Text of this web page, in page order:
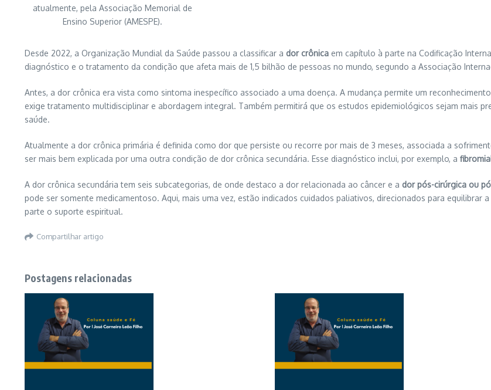
atualmente, pela Associação Memorial de
Ensino Superior (AMESPE).
Desde 2022, a Organização Mundial da Saúde passou a classificar a dor crônica em capítulo à parte na Codificação
diagnóstico e o tratamento da condição que afeta mais de 1,5 bilhão de pessoas no mundo, segundo a Associação
Antes, a dor crônica era vista como sintoma inespecífico associado a uma doença. A mudança permite um
exige tratamento multidisciplinar e abordagem integral. Também permitirá que os estudos epidemiológicos sejam mais
saúde.
Atualmente a dor crônica primária é definida como dor que persiste ou recorre por mais de 3 meses, associada a
ser mais bem explicada por uma outra condição de dor crônica secundária. Esse diagnóstico inclui, por exemplo, a
A dor crônica secundária tem seis subcategorias, de onde destaco a dor relacionada ao câncer e a dor pós-cirúrgica ou
pode ser somente medicamentoso. Aqui, mais uma vez, estão indicados cuidados paliativos, direcionados para
parte o suporte espiritual.
Compartilhar artigo
Postagens relacionadas